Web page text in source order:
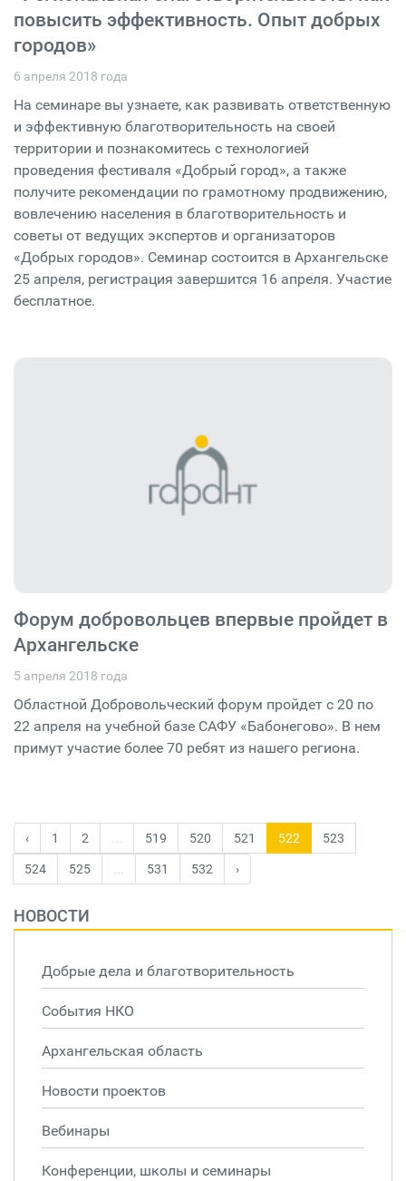
повысить эффективность. Опыт добрых
городов»
6 апреля 2018 года
На семинаре вы узнаете, как развивать ответственную
и эффективную благотворительность на своей
территории и познакомитесь с технологией
проведения фестиваля «Добрый город», а также
получите рекомендации по грамотному продвижению,
вовлечению населения в благотворительность и
советы от ведущих экспертов и организаторов
«Добрых городов». Семинар состоится в Архангельске
25 апреля, регистрация завершится 16 апреля. Участие
бесплатное.
Форум добровольцев впервые пройдет в
Архангельске
5 апреля 2018 года
Областной Добровольческий форум пройдет с 20 по
22 апреля на учебной базе САФУ «Бабонегово». В нем
примут участие более 70 ребят из нашего региона.
‹ 1 2 ... 519 520 521 522 523
524 525 ... 531 532 ›
НОВОСТИ
Добрые дела и благотворительность
События НКО
Архангельская область
Новости проектов
Вебинары
Конференции, школы и семинары